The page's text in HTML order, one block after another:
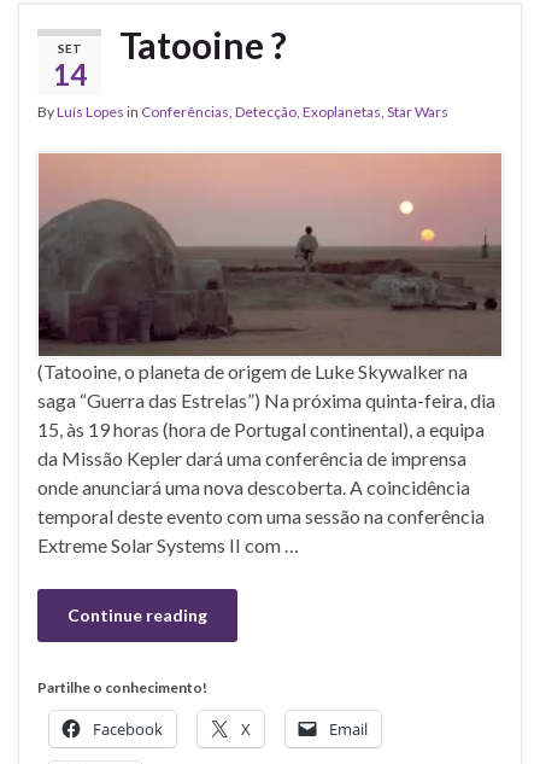
SET
14
Tatooine ?
ByLuís Lopes in Conferências, Detecção, Exoplanetas, Star Wars
(Tatooine, o planeta de origem de Luke Skywalker na
saga “Guerra das Estrelas”) Na próxima quinta-feira, dia
15, às 19 horas (hora de Portugal continental), a equipa
da Missão Kepler dará uma conferência de imprensa
onde anunciará uma nova descoberta. A coincidência
temporal deste evento com uma sessão na conferência
Extreme Solar Systems II com …
Continue reading
Partilhe o conhecimento!
Facebook X Email